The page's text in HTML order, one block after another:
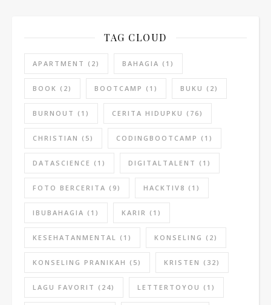
TAG CLOUD
APARTMENT (2) BAHAGIA (1)
BOOK (2) BOOTCAMP (1) BUKU (2)
BURNOUT (1) CERITA HIDUPKU (76)
CHRISTIAN (5) CODINGBOOTCAMP (1)
DATASCIENCE (1) DIGITALTALENT (1)
FOTO BERCERITA (9) HACKTIV8 (1)
IBUBAHAGIA (1) KARIR (1)
KESEHATANMENTAL (1) KONSELING (2)
KONSELING PRANIKAH (5) KRISTEN (32)
LAGU FAVORIT (24) LETTERTOYOU (1)